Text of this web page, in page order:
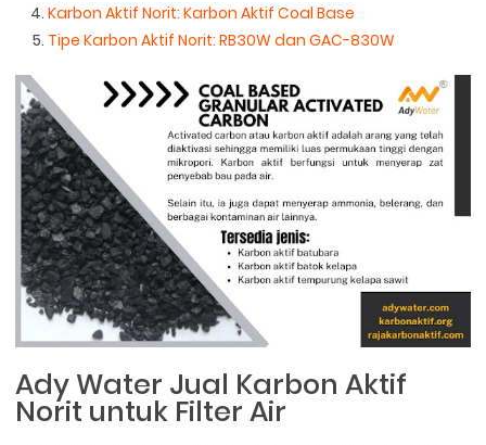
Karbon Aktif Norit: Karbon Aktif Coal Base
Tipe Karbon Aktif Norit: RB30W dan GAC-830W
Ady Water Jual Karbon Aktif
Norit untuk Filter Air